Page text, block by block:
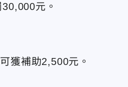
元。
獲補助2,500元。